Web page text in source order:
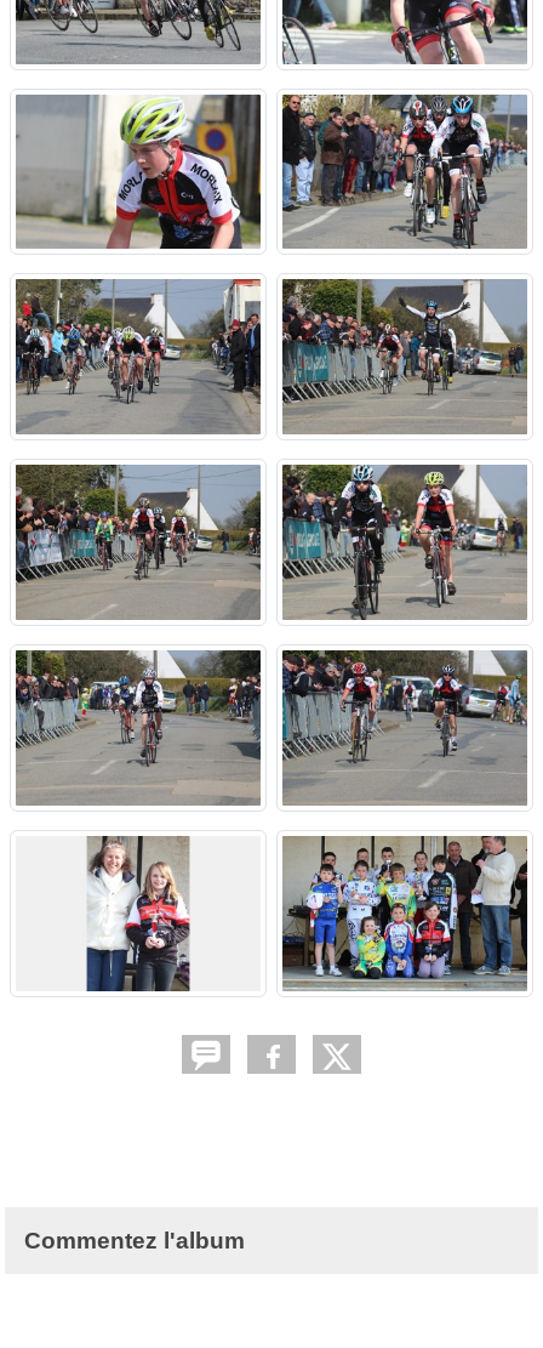
Commentez l'album